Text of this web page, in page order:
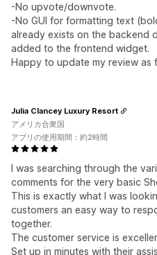
-No upvote/downvote.
-No GUI for formatting text
already exists on the backend
added to the frontend widget.
Happy to update my review as
I was searching through the
comments for the very basic
This is exactly what I was
customers an easy way to
together.
The customer service is
Set up in minutes with their
Julia Clancey Luxury Resort
アメリカ合衆国
アプリの使用期間：約2時間